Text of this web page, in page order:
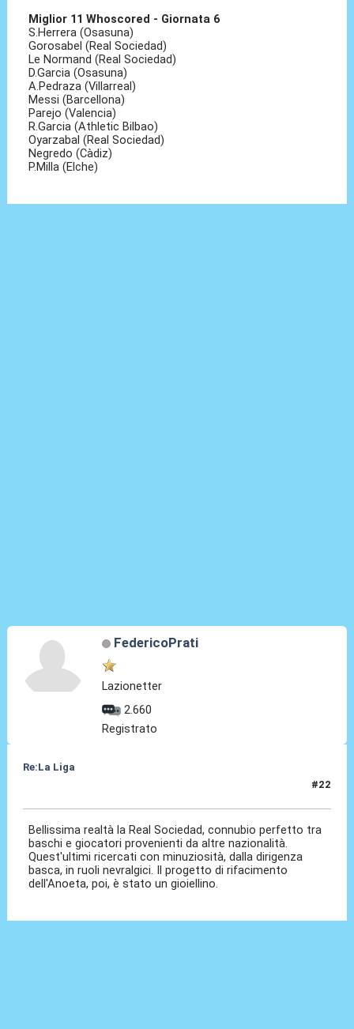
Miglior 11 Whoscored - Giornata 6
S.Herrera (Osasuna)
Gorosabel (Real Sociedad)
Le Normand (Real Sociedad)
D.Garcia (Osasuna)
A.Pedraza (Villarreal)
Messi (Barcellona)
Parejo (Valencia)
R.Garcia (Athletic Bilbao)
Oyarzabal (Real Sociedad)
Negredo (Càdiz)
P.Milla (Elche)
FedericoPrati
Lazionetter
2.660
Registrato
Re:La Liga
#22
Bellissima realtà la Real Sociedad, connubio perfetto tra
baschi e giocatori provenienti da altre nazionalità.
Quest'ultimi ricercati con minuziosità, dalla dirigenza
basca, in ruoli nevralgici. Il progetto di rifacimento
dell'Anoeta, poi, è stato un gioiellino.